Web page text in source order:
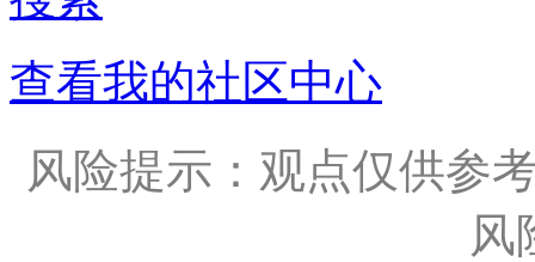
查看我的社区中心
风险提示：观点仅供参
风